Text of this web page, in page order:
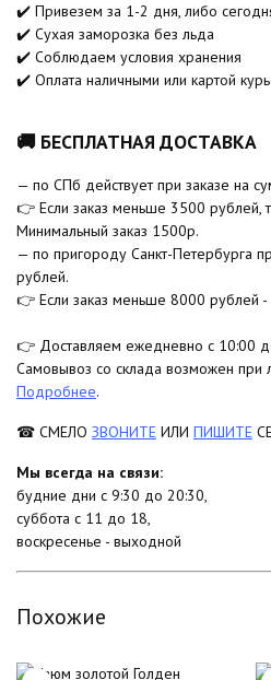
✔️ Привезем за 1-2 дня, либо
✔️ Сухая заморозка без льда
✔️ Соблюдаем условия хранения
✔️ Оплата наличными или картой
🚚 БЕСПЛАТНАЯ ДОСТАВКА
— по СПб действует при заказе на
👉 Если заказ меньше 3500 рублей,
Минимальный заказ 1500р.
— по пригороду Санкт-Петербурга
рублей.
👉 Если заказ меньше 8000 рублей -
👉 Доставляем ежедневно с 10:00
Самовывоз со склада возможен
Подробнее.
☎ СМЕЛО ЗВОНИТЕ ИЛИ ПИШИТЕ
Мы всегда на связи:
будние дни с 9:30 до 20:30,
суббота с 11 до 18,
воскресенье - выходной
Похожие